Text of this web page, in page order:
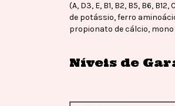
(A, D3, E, B1, B2, B5, B6,
de potássio, ferro
propionato de cálcio,
Níveis de